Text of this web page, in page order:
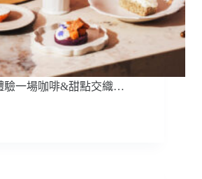
驗一場咖啡&甜點交織…